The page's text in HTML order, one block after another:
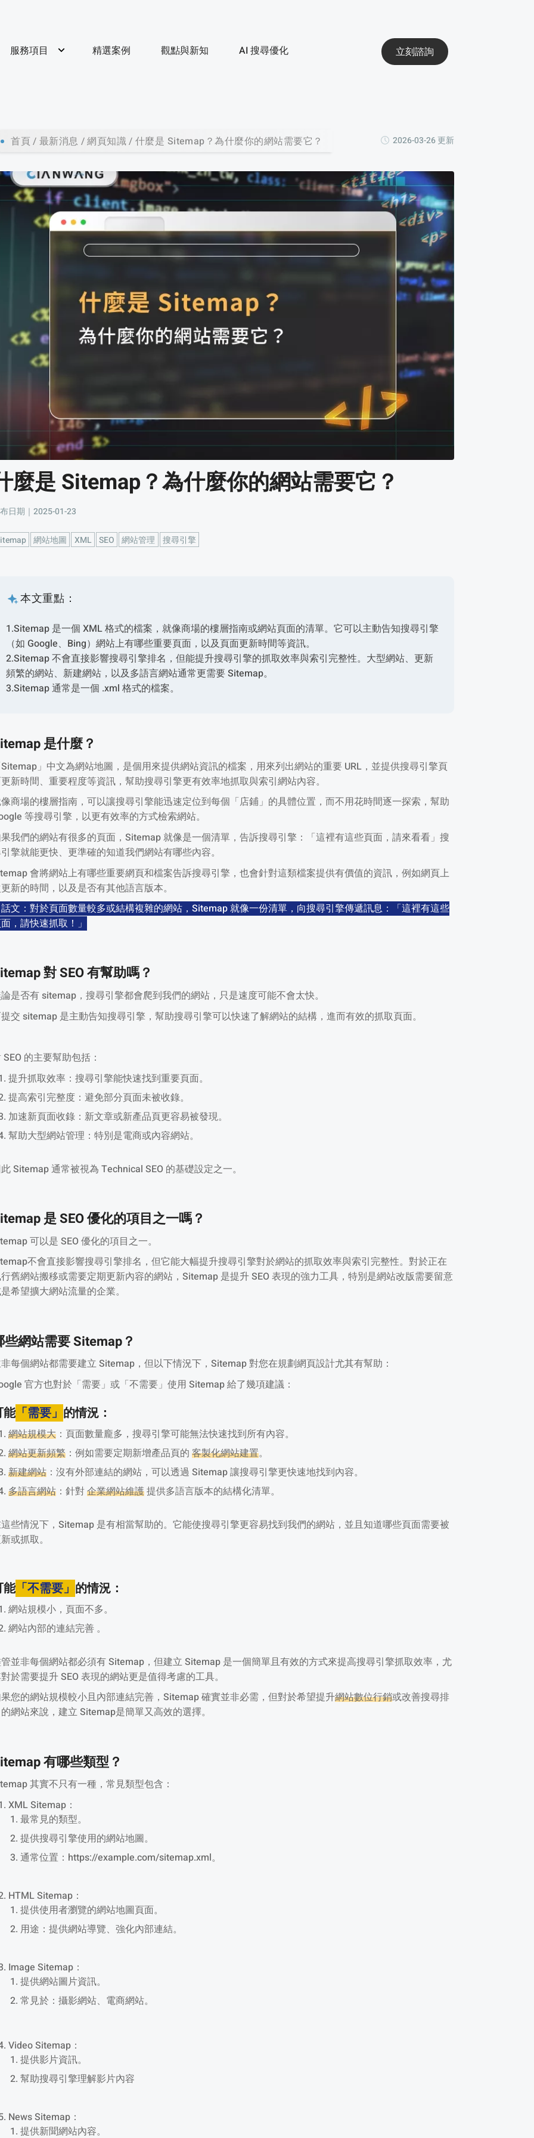
服務項目 精選案例 觀點與新知 AI 搜尋優化 立刻諮詢
首頁 最新消息 網頁知識 什麼是 Sitemap？為什麼你的網站需要它？ 2026-03-26 更新
麼是 Sitemap？為什麼你的網站需要它？
日期｜2025-01-23
網站地圖 XML SEO 網站管理 搜尋引擎
本文重點：
1.Sitemap 是一個 XML 格式的檔案，就像商場的樓層指南或網站頁面的清單。它可以主動告知搜尋引擎
（如 Google、Bing）網站上有哪些重要頁面，以及頁面更新時間等資訊。
2.Sitemap 不會直接影響搜尋引擎排名，但能提升搜尋引擎的抓取效率與索引完整性。大型網站、更新
頻繁的網站、新建網站，以及多語言網站通常更需要 Sitemap。
3.Sitemap 通常是一個 .xml 格式的檔案。
是什麼？
」中文為網站地圖，是個用來提供網站資訊的檔案，用來列出網站的重要 URL，並提供搜尋引擎頁
新時間、重要程度等資訊，幫助搜尋引擎更有效率地抓取與索引網站內容。
商場的樓層指南，可以讓搜尋引擎能迅速定位到每個「店鋪」的具體位置，而不用花時間逐一探索，幫助
等搜尋引擎，以更有效率的方式檢索網站。
我們的網站有很多的頁面，Sitemap 就像是一個清單，告訴搜尋引擎：「這裡有這些頁面，請來看看」搜
擎就能更快、更準確的知道我們網站有哪些內容。
會將網站上有哪些重要網頁和檔案告訴搜尋引擎，也會針對這類檔案提供有價值的資訊，例如網頁上
新的時間，以及是否有其他語言版本。
文：對於頁面數量較多或結構複雜的網站，Sitemap 就像一份清單，向搜尋引擎傳遞訊息：「這裡有這些
，請快速抓取！」
對 SEO 有幫助嗎？
是否有 sitemap，搜尋引擎都會爬到我們的網站，只是速度可能不會太快。
交 sitemap 是主動告知搜尋引擎，幫助搜尋引擎可以快速了解網站的結構，進而有效的抓取頁面。
SEO 的主要幫助包括：
提升抓取效率：搜尋引擎能快速找到重要頁面。
提高索引完整度：避免部分頁面未被收錄。
加速新頁面收錄：新文章或新產品頁更容易被發現。
幫助大型網站管理：特別是電商或內容網站。
Sitemap 通常被視為 Technical SEO 的基礎設定之一。
是 SEO 優化的項目之一嗎？
可以是 SEO 優化的項目之一。
不會直接影響搜尋引擎排名，但它能大幅提升搜尋引擎對於網站的抓取效率與索引完整性。對於正在
舊網站搬移或需要定期更新內容的網站，Sitemap 是提升 SEO 表現的強力工具，特別是網站改版需要留意
希望擴大網站流量的企業。
些網站需要 Sitemap？
每個網站都需要建立 Sitemap，但以下情況下，Sitemap 對您在規劃網頁設計尤其有幫助：
官方也對於「需要」或「不需要」使用 Sitemap 給了幾項建議：
能 「需要」 的情況：
網站規模大：頁面數量龐多，搜尋引擎可能無法快速找到所有內容。
網站更新頻繁：例如需要定期新增產品頁的 客製化網站建置。
新建網站：沒有外部連結的網站，可以透過 Sitemap 讓搜尋引擎更快速地找到內容。
多語言網站：針對企業網站維護提供多語言版本的結構化清單。
些情況下，Sitemap 是有相當幫助的。它能使搜尋引擎更容易找到我們的網站，並且知道哪些頁面需要被
或抓取。
能 「不需要」 的情況：
網站規模小，頁面不多。
網站內部的連結完善 。
並非每個網站都必須有 Sitemap，但建立 Sitemap 是一個簡單且有效的方式來提高搜尋引擎抓取效率，尤
於需要提升 SEO 表現的網站更是值得考慮的工具。
您的網站規模較小且內部連結完善，Sitemap 確實並非必需，但對於希望提升網站數位行銷或改善搜尋排
網站來說，建立 Sitemap是簡單又高效的選擇。
有哪些類型？
其實不只有一種，常見類型包含：
XML Sitemap：
最常見的類型。
提供搜尋引擎使用的網站地圖。
通常位置：https://example.com/sitemap.xml。
HTML Sitemap：
提供使用者瀏覽的網站地圖頁面。
用途：提供網站導覽、強化內部連結。
Image Sitemap：
提供網站圖片資訊。
常見於：攝影網站、電商網站。
Video Sitemap：
提供影片資訊。
幫助搜尋引擎理解影片內容
News Sitemap：
提供新聞網站內容。